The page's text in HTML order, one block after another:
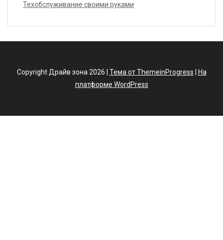
Техобслуживание своими руками
Copyright Драйв зона 2026 | Тема от ThemeinProgress
На
платформе WordPress